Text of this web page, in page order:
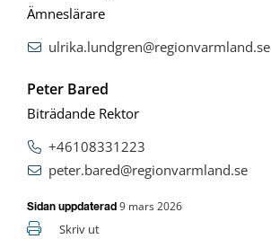
Ämneslärare
ulrika.lundgren@regionvarmland.se
Peter Bared
Biträdande Rektor
+46108331223
peter.bared@regionvarmland.se
Sidan uppdaterad 9 mars 2026
Skriv ut